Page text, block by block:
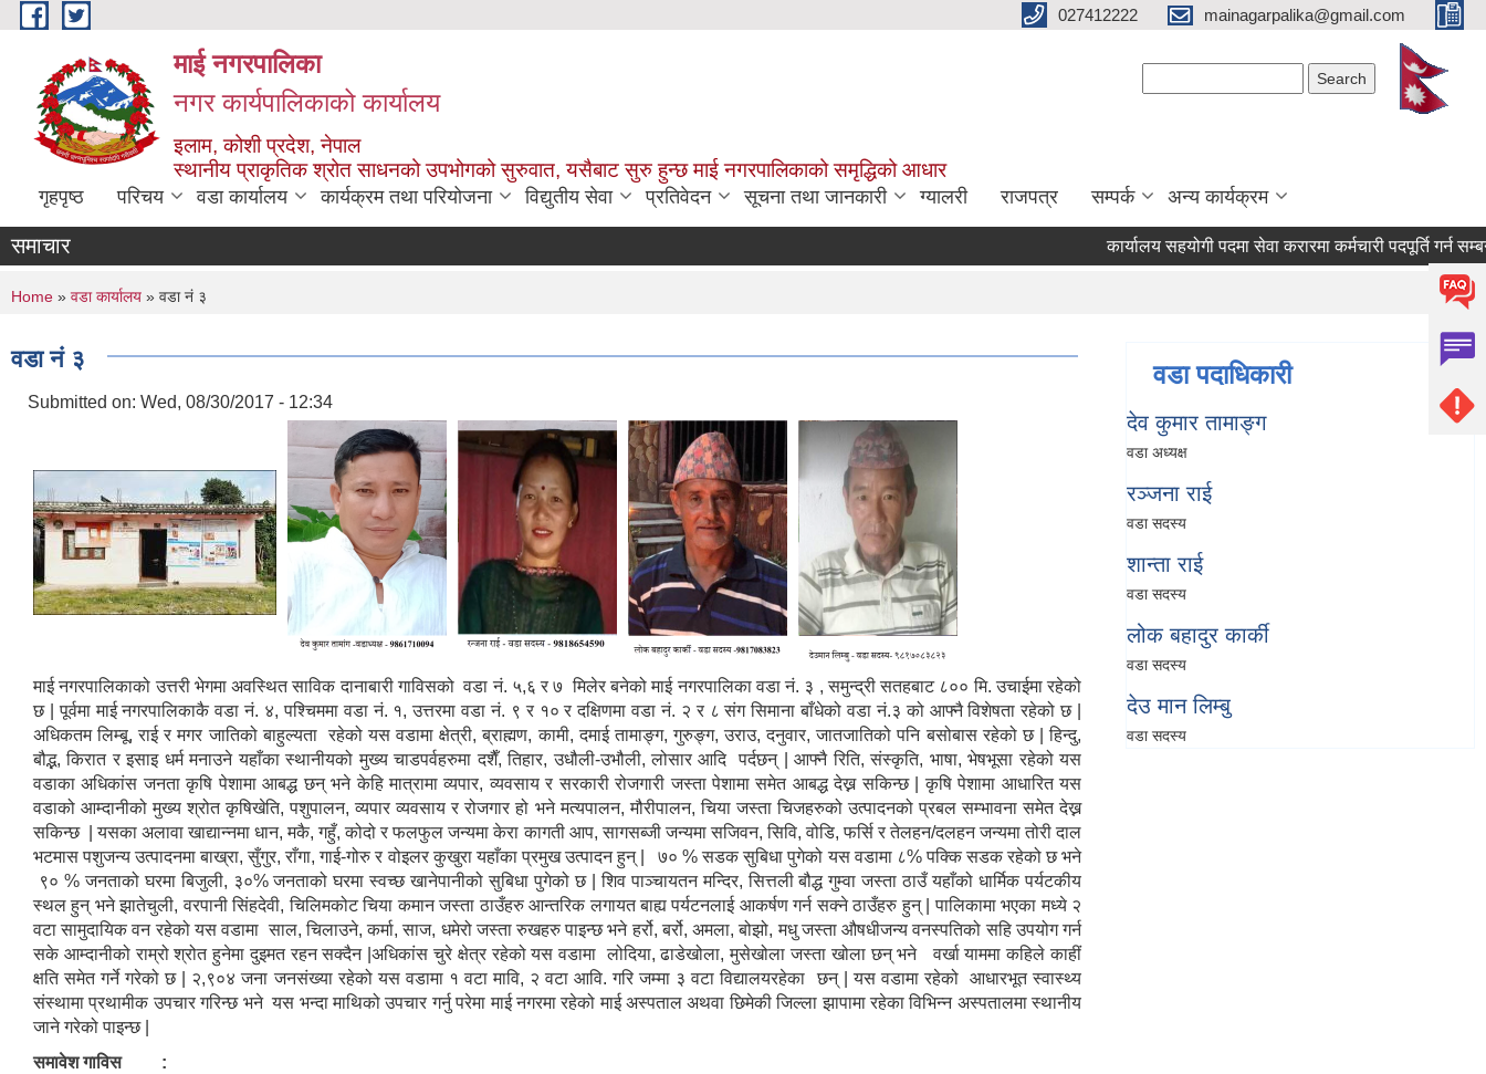
Skip to main content 027412222 mainagarpalika@gmail.com
माई नगरपालिका
नगर कार्यपालिकाको कार्यालय
इलाम, कोशी प्रदेश, नेपाल
स्थानीय प्राकृतिक श्रोत साधनको उपभोगको सुरुवात, यसैबाट सुरु हुन्छ माई नगरपालिकाको समृद्धिको आधार
गृहपृष्ठ परिचय वडा कार्यालय कार्यक्रम तथा परियोजना विद्युतीय सेवा प्रतिवेदन सूचना तथा जानकारी ग्यालरी राजपत्र सम्पर्क अन्य कार्यक्रम
समाचार कार्यालय सहयोगी पदमा सेवा करारमा कर्मचारी पदपूर्ति गर्न सम्बन्धी
You are here
Home » वडा कार्यालय » वडा नं ३
वडा नं ३
Submitted on: Wed, 08/30/2017 - 12:34
माई नगरपालिकाको उत्तरी भेगमा अवस्थित साविक दानाबारी गाविसको वडा नं. ५,६ र ७ मिलेर बनेको माई नगरपालिका वडा नं. ३ , समुन्द्री सतहबाट ८०० मि. उचाईमा रहेको
छ | पूर्वमा माई नगरपालिकाकै वडा नं. ४, पश्चिममा वडा नं. १, उत्तरमा वडा नं. ९ र १० र दक्षिणमा वडा नं. २ र ८ संग सिमाना बाँधेको वडा नं.३ को आफ्नै विशेषता रहेको छ |
अधिकतम लिम्बू, राई र मगर जातिको बाहुल्यता रहेको यस वडामा क्षेत्री, ब्राह्मण, कामी, दमाई तामाङ्ग, गुरुङ्ग, उराउ, दनुवार, जातजातिको पनि बसोबास रहेको छ | हिन्दु,
बौद्भ, किरात र इसाइ धर्म मनाउने यहाँका स्थानीयको मुख्य चाडपर्वहरुमा दशैँ, तिहार, उधौली-उभौली, लोसार आदि पर्दछन् | आफ्नै रिति, संस्कृति, भाषा, भेषभूसा रहेको यस
वडाका अधिकांस जनता कृषि पेशामा आबद्ध छन् भने केहि मात्रामा व्यपार, व्यवसाय र सरकारी रोजगारी जस्ता पेशामा समेत आबद्ध देख्न सकिन्छ | कृषि पेशामा आधारित यस
वडाको आम्दानीको मुख्य श्रोत कृषिखेति, पशुपालन, व्यपार व्यवसाय र रोजगार हो भने मत्यपालन, मौरीपालन, चिया जस्ता चिजहरुको उत्पादनको प्रबल सम्भावना समेत देख्न
सकिन्छ | यसका अलावा खाद्यान्नमा धान, मकै, गहुँ, कोदो र फलफुल जन्यमा केरा कागती आप, सागसब्जी जन्यमा सजिवन, सिवि, वोडि, फर्सि र तेलहन/दलहन जन्यमा तोरी दाल
भटमास पशुजन्य उत्पादनमा बाख्रा, सुँगुर, राँगा, गाई-गोरु र वोइलर कुखुरा यहाँका प्रमुख उत्पादन हुन् | ७० % सडक सुबिधा पुगेको यस वडामा ८% पक्कि सडक रहेको छ भने
९० % जनताको घरमा बिजुली, ३०% जनताको घरमा स्वच्छ खानेपानीको सुबिधा पुगेको छ | शिव पाञ्चायतन मन्दिर, सित्तली बौद्ध गुम्वा जस्ता ठाउँ यहाँको धार्मिक पर्यटकीय
स्थल हुन् भने झातेचुली, वरपानी सिंहदेवी, चिलिमकोट चिया कमान जस्ता ठाउँहरु आन्तरिक लगायत बाह्य पर्यटनलाई आकर्षण गर्न सक्ने ठाउँहरु हुन् | पालिकामा भएका मध्ये २
वटा सामुदायिक वन रहेको यस वडामा साल, चिलाउने, कर्मा, साज, धमेरो जस्ता रुखहरु पाइन्छ भने हर्रो, बर्रो, अमला, बोझो, मधु जस्ता औषधीजन्य वनस्पतिको सहि उपयोग गर्न
सके आम्दानीको राम्रो श्रोत हुनेमा दुइमत रहन सक्दैन |अधिकांस चुरे क्षेत्र रहेको यस वडामा लोदिया, ढाडेखोला, मुसेखोला जस्ता खोला छन् भने वर्खा याममा कहिले काहीं
क्षति समेत गर्ने गरेको छ | २,९०४ जना जनसंख्या रहेको यस वडामा १ वटा मावि, २ वटा आवि. गरि जम्मा ३ वटा विद्यालयरहेका छन् | यस वडामा रहेको आधारभूत स्वास्थ्य
संस्थामा प्रथामीक उपचार गरिन्छ भने यस भन्दा माथिको उपचार गर्नु परेमा माई नगरमा रहेको माई अस्पताल अथवा छिमेकी जिल्ला झापामा रहेका विभिन्न अस्पतालमा स्थानीय
जाने गरेको पाइन्छ |
समावेश गाविस :
वडा पदाधिकारी
देव कुमार तामाङ्ग
वडा अध्यक्ष
रञ्जना राई
वडा सदस्य
शान्ता राई
वडा सदस्य
लोक बहादुर कार्की
वडा सदस्य
देउ मान लिम्बु
वडा सदस्य